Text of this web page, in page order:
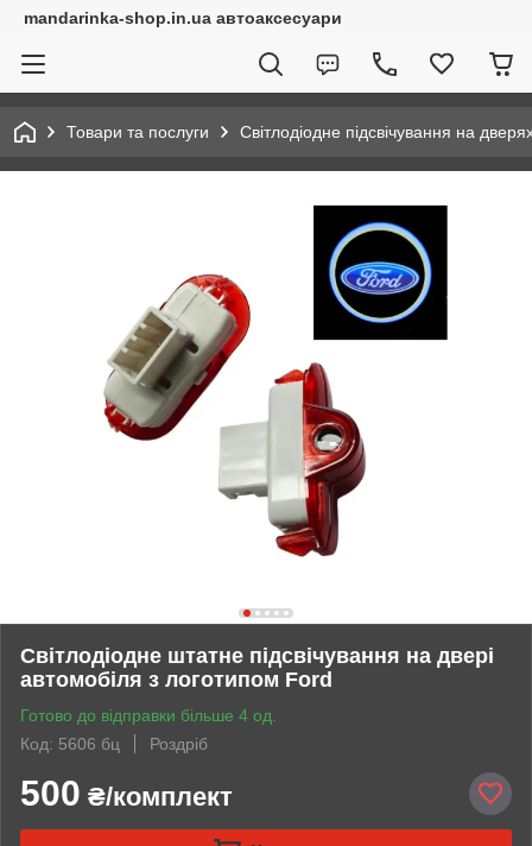
mandarinka-shop.in.ua автоаксесуари
Товари та послуги Світлодіодне підсвічування на
Світлодіодне штатне підсвічування на двері
автомобіля з логотипом Ford
Готово до відправки більше 4 од.
Код: 5606 бц
Роздріб
500 ₴/комплект